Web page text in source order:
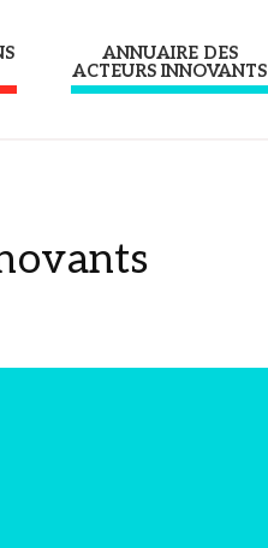
ANNUAIRE DES
ACTEURS INNOVANTS